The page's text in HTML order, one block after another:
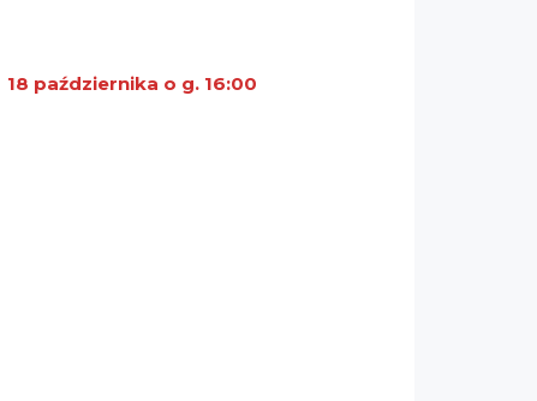
18 października o g. 16:00